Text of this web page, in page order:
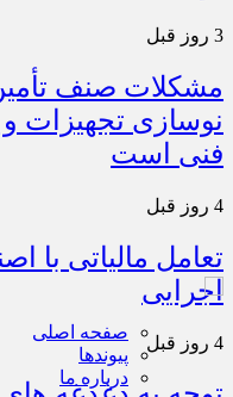
3 روز قبل
مشکلات صنف تأمین
نوسازی
فنی است
4 روز قبل
تعامل مالیاتی با
اجرایی
4 روز قبل
صفحه اصلی
پیوندها
درباره ما